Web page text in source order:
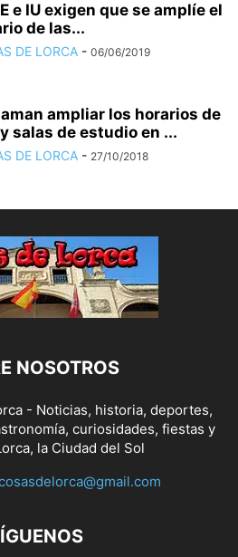
e IU exigen que se amplíe el
de las...
DE LORCA - 06/06/2019
ampliar los horarios de
salas de estudio en ...
DE LORCA - 27/10/2018
NOSOTROS
- Noticias, historia, deportes,
curiosidades, fiestas y
la Ciudad del Sol